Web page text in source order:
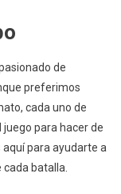
de
preferimos
cada uno de
para hacer de
para ayudarte a
batalla.